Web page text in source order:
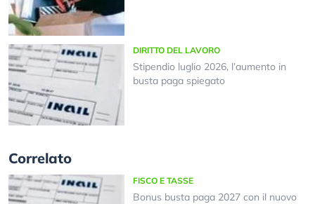
DIRITTO DEL LAVORO
Stipendio luglio 2026, l’aumento in
busta paga spiegato
Correlato
FISCO E TASSE
Bonus busta paga 2027 con il nuovo